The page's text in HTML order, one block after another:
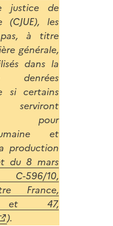
justice de
(CJUE), les
à titre
générale,
dans la
denrées
si certains
pour
et
production
du 8 mars
596/10,
France,
et 47,
).